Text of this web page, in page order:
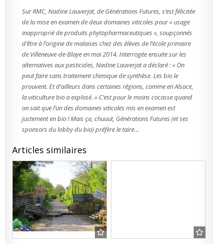
Sur RMC, Nadine Lauverjat, de Générations Futures, s’est félicitée
de la mise en examen de deux domaines viticoles pour« usage
inapproprié de produits phytopharmaceutiques », soupçonnés
d’être à l’origine de malaises chez des élèves de l’école primaire
de Villeneuve-de-Blaye en mai 2014. Interrogée ensuite sur les
alternatives aux pesticides, Nadine Lauverjat a déclaré :« On
peut faire sans traitement chimique de synthèse. Les bio le
prouvent. Et d’ailleurs dans certaines régions, comme en Alsace,
la viticulture bio a explosé. » C’est pour le moins cocasse quand
on sait que l’un des domaines viticoles mis en examen est
justement en bio ! Mais ça, chuuut, Générations Futures (et ses
sponsors du lobby du bio) préfère le taire…
Articles similaires